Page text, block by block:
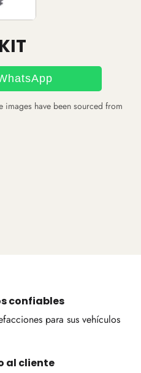
images have been sourced from
confiables
para sus vehículos
al cliente